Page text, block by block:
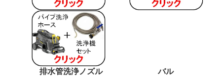
排水管洗浄ノズル バル